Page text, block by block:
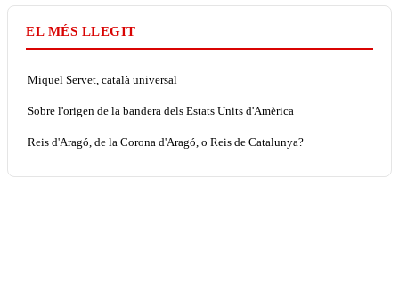
EL MÉS LLEGIT
Miquel Servet, català universal
Sobre l'origen de la bandera dels Estats Units d'Amèrica
Reis d'Aragó, de la Corona d'Aragó, o Reis de Catalunya?